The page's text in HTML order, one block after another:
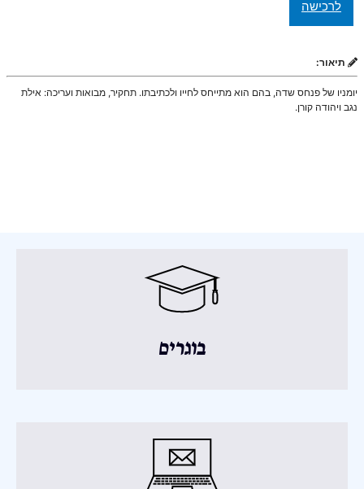
תיאור:
יומניו של פנחס שדה, בהם הוא מתייחס לחייו ולכתיבתו. תחקיר, מבואות ועריכה: אילת
נגב ויהודה קורן.
בוגרים